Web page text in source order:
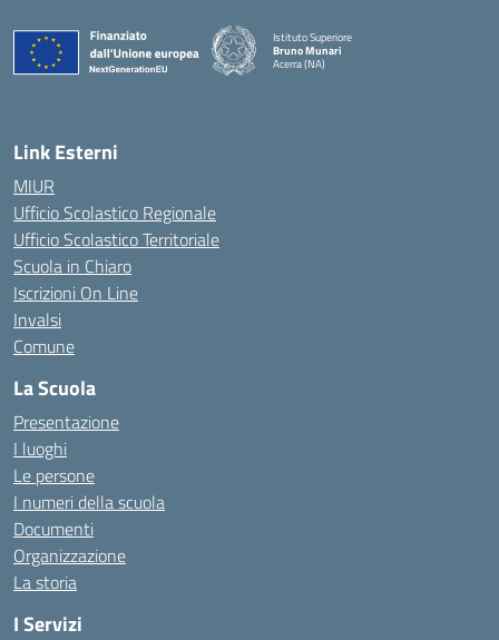
Istituto Superiore
Bruno Munari
Acerra (NA)
Link Esterni
MIUR
Ufficio Scolastico Regionale
Ufficio Scolastico Territoriale
Scuola in Chiaro
Iscrizioni On Line
Invalsi
Comune
La Scuola
Presentazione
I luoghi
Le persone
I numeri della scuola
Documenti
Organizzazione
La storia
I Servizi